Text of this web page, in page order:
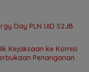
Day PLN UID S2JB
Kejaksaan ke Komisi
Penanganan